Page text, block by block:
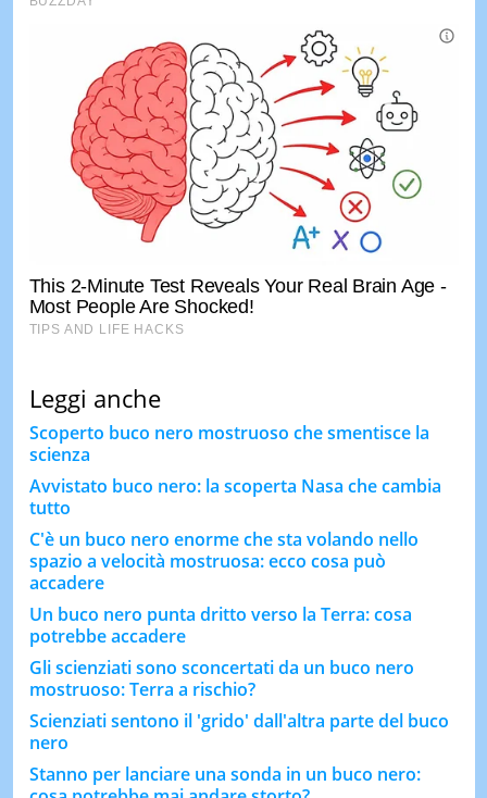
Leggi anche
Scoperto buco nero mostruoso che smentisce la
scienza
Avvistato buco nero: la scoperta Nasa che cambia
tutto
C'è un buco nero enorme che sta volando nello
spazio a velocità mostruosa: ecco cosa può
accadere
Un buco nero punta dritto verso la Terra: cosa
potrebbe accadere
Gli scienziati sono sconcertati da un buco nero
mostruoso: Terra a rischio?
Scienziati sentono il 'grido' dall'altra parte del buco
nero
Stanno per lanciare una sonda in un buco nero: